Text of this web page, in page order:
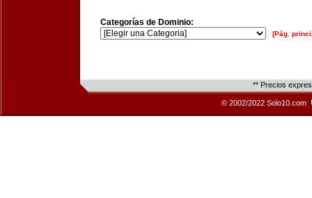
Categorías de Dominio:
[Pág.
** Precios
© 2002/2022 Solo10.com